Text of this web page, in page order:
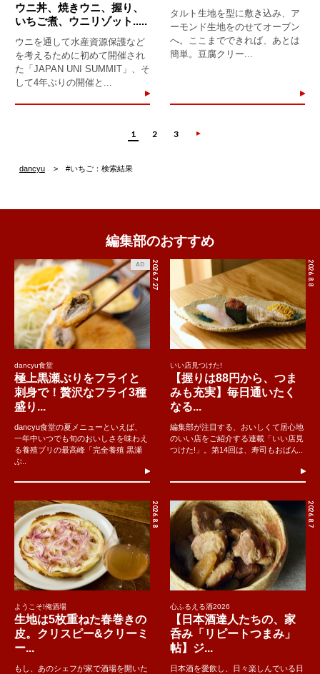
ウニ丼、焼きウニ、握り、
いちご煮、ウニリゾット.....
ウニを通して水産資源保護など
を考えるために初めて開催され
た「JAPAN UNI SUMMIT」、そ
して4年ぶりの開催と...
タルト生地を型に敷き込み、ア
ーモンド生地をのせてオーブン
へ。ここまでできれば、あとは
簡単。豆腐クリー...
1 2 3
dancyu #いちご：検索結果
編集部のおすすめ
2026.7.27
AD
dancyu食堂
極上黒瀬ぶりをフライと
刺身で！贅沢なフライ3種
盛り...
dancyu食堂の夏メニューといえば、
一年中いつでも旬のおいしさを味わえ
る養殖ブリの最高峰「完全養殖 黒瀬
ぶ..
2026.8.8
いい店見つけた!
【握りは88円から、つま
みも充実】毎日通いたく
なる...
編集部が注目する、おいしくて居心地
のいい店をご紹介する連載「いい店見
つけた!」。第14回は、寿司もおばん..
2026.8.8
ようこそ!俺酒場
生地は5枚重ねた春巻きの
皮。クリスピー&クリーミ
ー...
もし、あのシェフが家で酒場を開いた
2026.8.7
心ふるえる酒2026
【日本酒達人たちの、家
呑み「リピートつまみ」
帖】ジ...
日本酒を愛飲し、日々楽しんでいる日